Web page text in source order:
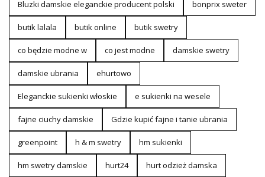
Bluzki damskie eleganckie producent polski bonprix sweter
butik lalala butik online butik swetry
co będzie modne w co jest modne damskie swetry
damskie ubrania ehurtowo
Eleganckie sukienki włoskie e sukienki na wesele
fajne ciuchy damskie Gdzie kupić fajne i tanie ubrania
greenpoint h & m swetry hm sukienki
hm swetry damskie hurt24 hurt odzież damska